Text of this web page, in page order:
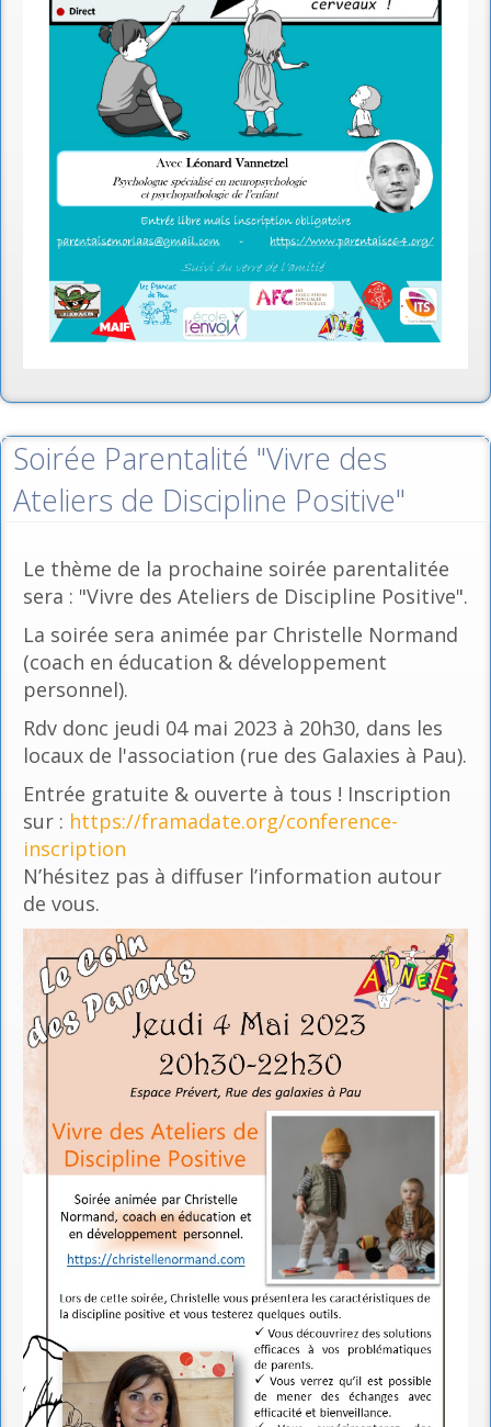
Soirée Parentalité "Vivre des
Ateliers de Discipline Positive"
Le thème de la prochaine soirée parentalitée
sera : "Vivre des Ateliers de Discipline Positive".
La soirée sera animée par Christelle Normand
(coach en éducation & développement
personnel).
Rdv donc jeudi 04 mai 2023 à 20h30, dans les
locaux de l'association (rue des Galaxies à Pau).
Entrée gratuite & ouverte à tous ! Inscription
sur : https://framadate.org/conference-
inscription
N’hésitez pas à diffuser l’information autour
de vous.